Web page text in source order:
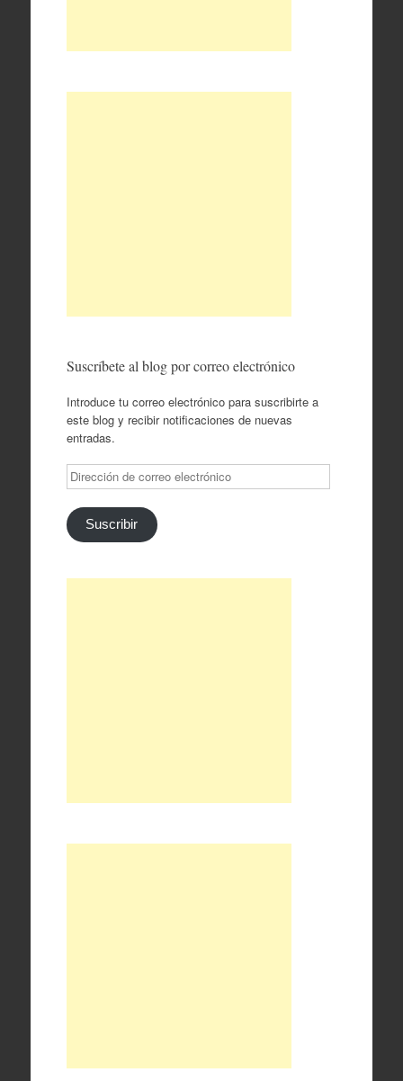
Suscríbete al blog por correo electrónico
Introduce tu correo electrónico para suscribirte a
este blog y recibir notificaciones de nuevas
entradas.
Dirección
de
correo
electrónico
Suscribir